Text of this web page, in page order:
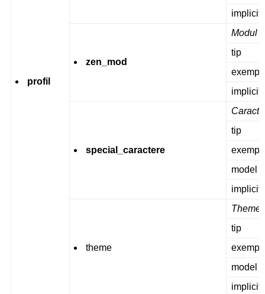
profil
implicit
zen_mod
Modul
tip
implicit
special_caractere
tip
model
implicit
theme
Theme
tip
model
implicit